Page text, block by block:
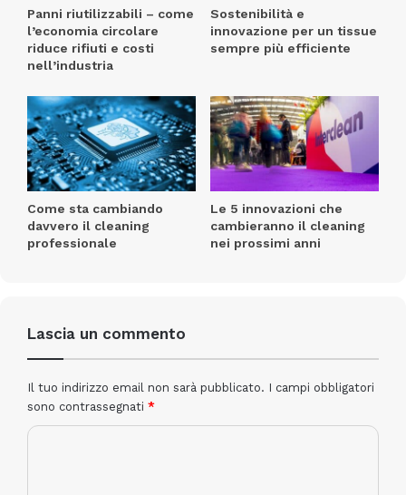
Panni riutilizzabili – come
l’economia circolare
riduce rifiuti e costi
nell’industria
Sostenibilità e
innovazione per un tissue
sempre più efficiente
Come sta cambiando
davvero il cleaning
professionale
Le 5 innovazioni che
cambieranno il cleaning
nei prossimi anni
Lascia un commento
Il tuo indirizzo email non sarà pubblicato. I campi obbligatori
sono contrassegnati *